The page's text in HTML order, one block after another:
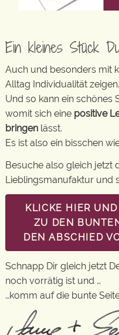
Ein kleines Stück
Auch und besonders mit
Alltag Individualität zeigen.
Und so kann ein schönes
womit sich eine positive
bringen lässt.
Es ist also ein bisschen
Besuche also gleich jetzt
Lieblingsmanufaktur und
KLICKE HIER
ZU DEN
DEN ABSCHIED
Schnapp Dir gleich jetzt
noch vorrätig ist und …
…komm auf die bunte